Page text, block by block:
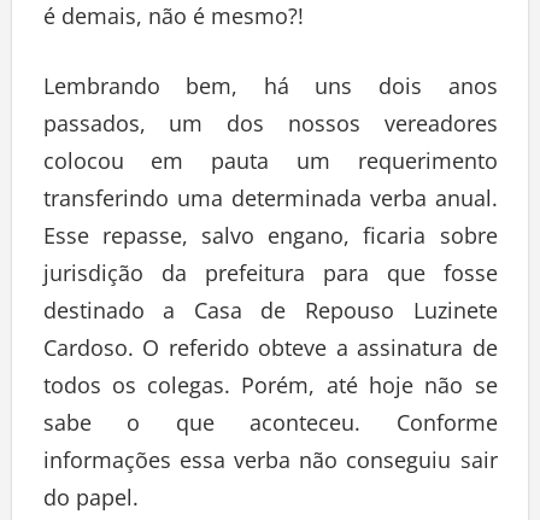
é demais, não é mesmo?!
Lembrando bem, há uns dois anos
passados, um dos nossos vereadores
colocou em pauta um requerimento
transferindo uma determinada verba anual.
Esse repasse, salvo engano, ficaria sobre
jurisdição da prefeitura para que fosse
destinado a Casa de Repouso Luzinete
Cardoso. O referido obteve a assinatura de
todos os colegas. Porém, até hoje não se
sabe o que aconteceu. Conforme
informações essa verba não conseguiu sair
do papel.